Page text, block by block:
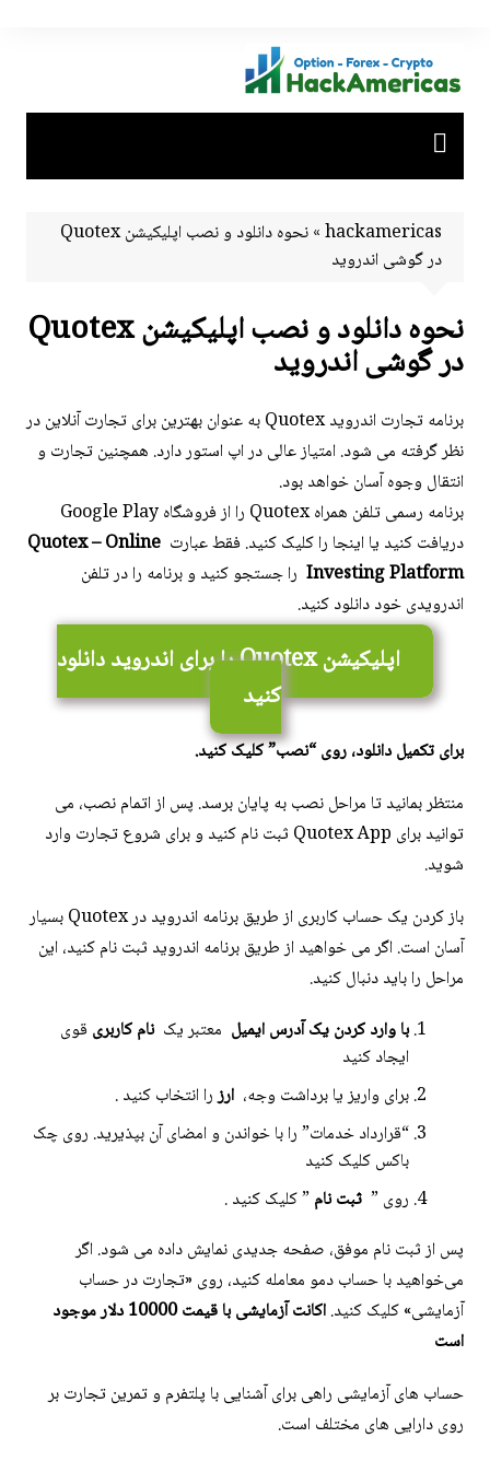
content
hackamericas
»
نحوه دانلود و نصب اپلیکیشن Quotex
در گوشی اندروید
نحوه دانلود و نصب اپلیکیشن Quotex
در گوشی اندروید
برنامه تجارت اندروید Quotex به عنوان بهترین برای تجارت آنلاین در
نظر گرفته می شود. امتیاز عالی در اپ استور دارد. همچنین تجارت و
انتقال وجوه آسان خواهد بود.
برنامه رسمی تلفن همراه Quotex را از فروشگاه Google Play
دریافت کنید یا اینجا را کلیک کنید. فقط عبارت Quotex – Online
Investing Platform را جستجو کنید و برنامه را در تلفن
اندرویدی خود دانلود کنید.
اپلیکیشن Quotex را برای اندروید دانلود
کنید
برای تکمیل دانلود، روی “نصب” کلیک کنید.
منتظر بمانید تا مراحل نصب به پایان برسد. پس از اتمام نصب، می
توانید برای Quotex App ثبت نام کنید و برای شروع تجارت وارد
شوید.
باز کردن یک حساب کاربری از طریق برنامه اندروید در Quotex بسیار
آسان است. اگر می خواهید از طریق برنامه اندروید ثبت نام کنید، این
مراحل را باید دنبال کنید.
با وارد کردن یک آدرس ایمیل معتبر یکنام کاربریقوی
ایجاد کنید
برای واریز یا برداشت وجه، ارزرا انتخاب کنید .
“قرارداد خدمات” را با خواندن و امضای آن بپذیرید. روی چک
باکس کلیک کنید
روی ” ثبت نام” کلیک کنید .
پس از ثبت نام موفق، صفحه جدیدی نمایش داده می شود. اگر
می‌خواهید با حساب دمو معامله کنید، روی «تجارت در حساب
آزمایشی» کلیک کنید.
اکانت آزمایشی با قیمت 10000 دلار موجود
است
حساب های آزمایشی راهی برای آشنایی با پلتفرم و تمرین تجارت بر
روی دارایی های مختلف است.